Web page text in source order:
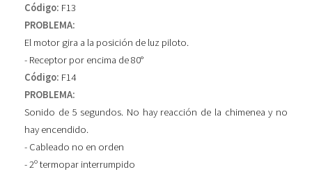
Código: F13
PROBLEMA:
El motor gira a la posición de luz piloto.
- Receptor por encima de 80°
Código: F14
PROBLEMA:
Sonido de 5 segundos. No hay reacción de la chimenea y no
hay encendido.
- Cableado no en orden
- 2º termopar interrumpido